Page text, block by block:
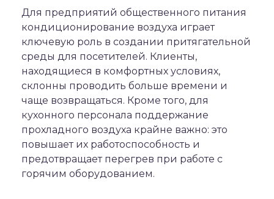
Для предприятий общественного питания
кондиционирование воздуха играет
ключевую роль в создании притягательной
среды для посетителей. Клиенты,
находящиеся в комфортных условиях,
склонны проводить больше времени и
чаще возвращаться. Кроме того, для
кухонного персонала поддержание
прохладного воздуха крайне важно: это
повышает их работоспособность и
предотвращает перегрев при работе с
горячим оборудованием.